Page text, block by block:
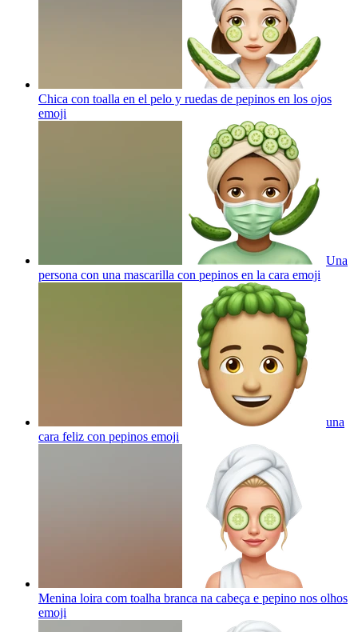
Chica con toalla en el pelo y ruedas de pepinos en los ojos
emoji
Una
persona con una mascarilla con pepinos en la cara emoji
una
cara feliz con pepinos emoji
Menina loira com toalha branca na cabeça e pepino nos olhos
emoji